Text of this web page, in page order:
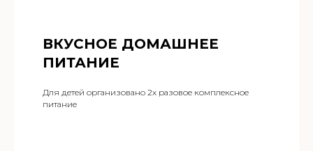
ВКУСНОЕ ДОМАШНЕЕ
ПИТАНИЕ
Для детей организовано 2х разовое комплексное
питание